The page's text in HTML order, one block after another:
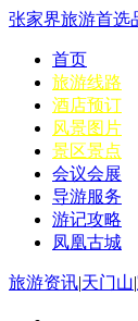
张家界旅游首选
首页
旅游线路
酒店预订
风景图片
景区景点
会议会展
导游服务
游记攻略
凤凰古城
旅游资讯|天门山|